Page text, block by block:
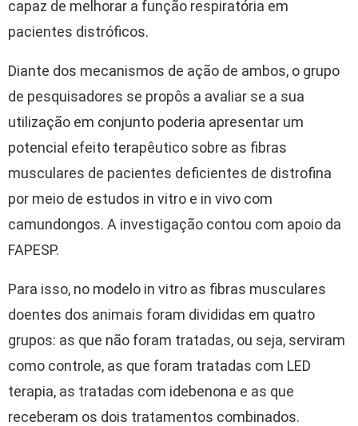
capaz de melhorar a função respiratória em
pacientes distróficos.
Diante dos mecanismos de ação de ambos, o grupo
de pesquisadores se propôs a avaliar se a sua
utilização em conjunto poderia apresentar um
potencial efeito terapêutico sobre as fibras
musculares de pacientes deficientes de distrofina
por meio de estudos in vitro e in vivo com
camundongos. A investigação contou com apoio da
FAPESP.
Para isso, no modelo in vitro as fibras musculares
doentes dos animais foram divididas em quatro
grupos: as que não foram tratadas, ou seja, serviram
como controle, as que foram tratadas com LED
terapia, as tratadas com idebenona e as que
receberam os dois tratamentos combinados.